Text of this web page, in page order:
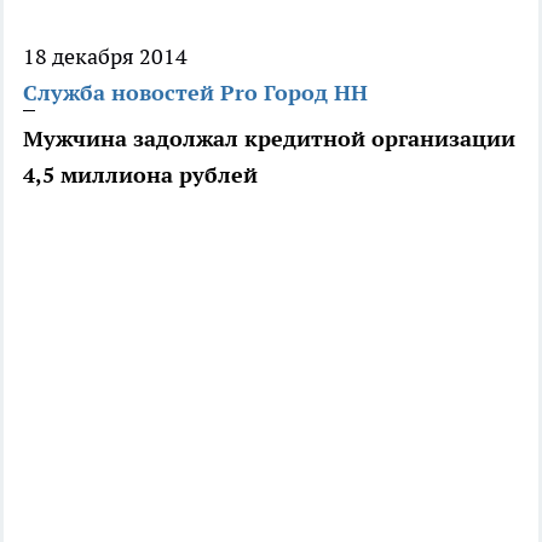
18 декабря 2014
Служба новостей Pro Город НН
Мужчина задолжал кредитной организации
4,5 миллиона рублей